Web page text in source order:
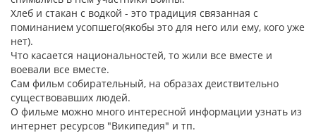
Хлеб и стакан с водкой - это традиция связанная с
поминанием усопшего(якобы это для него или ему, кого уже
нет).
Что касается национальностей, то жили все вместе и
воевали все вместе.
Сам фильм собирательный, на образах деиствительно
существовавших людей.
О фильме можно много интересной информации узнать из
интернет ресурсов "Википедия" и тп.